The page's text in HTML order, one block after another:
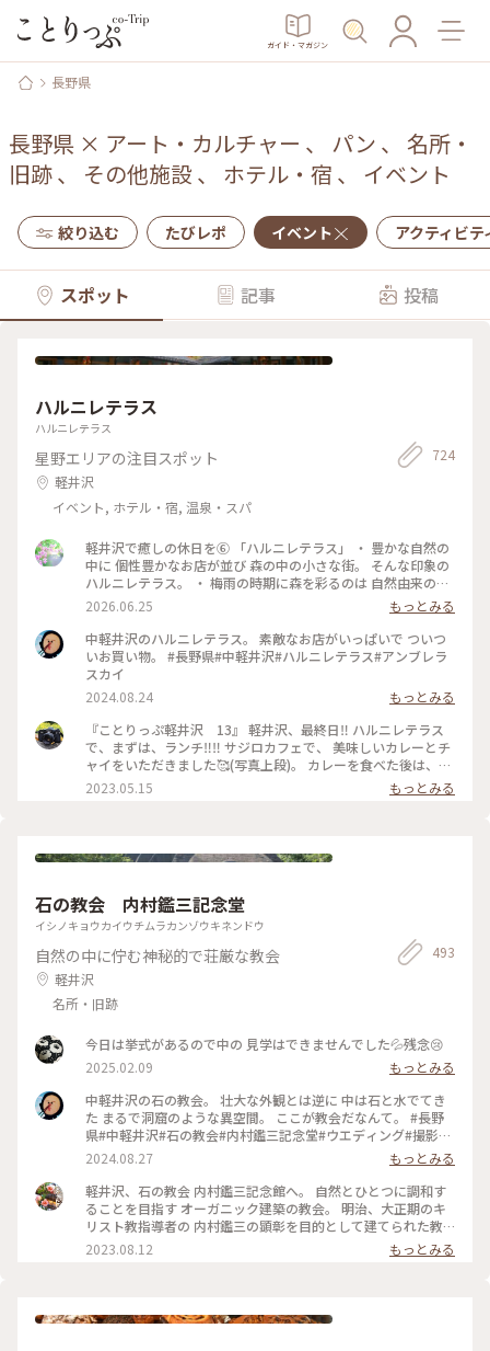
ガイド・マガジン
長野県
長野県 × アート・カルチャー 、 パン 、 名所・
旧跡、 その他施設、 ホテル・宿 、 イベント
絞り込む たびレポ イベント アクティビテ
スポット 記事 投稿
ハルニレテラス
ハルニレテラス
星野エリアの注目スポット
軽井沢
イベント, ホテル・宿, 温泉・スパ
724
軽井沢で癒しの休日を⑥ 「ハルニレテラス」 ・ 豊かな自然の
中に 個性豊かなお店が並び 森の中の小さな街。 そんな印象の
ハルニレテラス。 ・ 梅雨の時期に森を彩るのは 自然由来の素
材で100色に染めた布たち。 日差しに照らされ風に揺れて〜
改めて晴れて良かったなぁ〜。 心が躍る風景でした。 ・ 平日
でしたが多くの人で賑わっていました。 （週末はどうなっち
ゃうの？） #ひみつの絶景 #軽井沢 #ハルニレテラス
2026.06.25
もっとみる
中軽井沢のハルニレテラス。 素敵なお店がいっぱいで ついつ
いお買い物。 #長野県#中軽井沢#ハルニレテラス#アンブレラ
スカイ
2024.08.24
もっとみる
『ことりっぷ軽井沢 13』 軽井沢、最終日‼️ ハルニレテラス
で、まずは、ランチ‼️‼️ サジロカフェで、 美味しいカレーとチ
ャイをいただきました🥰(写真上段)。 カレーを食べた後は、、
ソフトクリーム🍦🤣(写真右下)。 和菓子の【和泉屋 傳兵衛】
さんで販売している、 〘森の花豆ソフトクリーム〙です。 森
たです🥰🥰 【和泉屋 傳兵衛】さんと、 【丸山珈琲】さんで
っぷ軽井沢#ランチ#カレー#ソフトクリーム#お土産#OPPO撮
影
2023.05.15 もっとみる
石の教会 内村鑑三記念堂
イシノキョウカイウチムラカンゾウキネンドウ
自然の中に佇む神秘的で荘厳な教会
軽井沢
名所・旧跡
493
今日は挙式があるので中の 見学はできませんでした💦残念😢
2025.02.09
もっとみる
中軽井沢の石の教会。 壮大な外観とは逆に 中は石と水でてき
た まるで洞窟のような異空間。 ここが教会だなんて。 #長野
県#中軽井沢#石の教会#内村鑑三記念堂#ウエディング#撮影禁
止
2024.08.27
もっとみる
軽井沢、石の教会 内村鑑三記念館へ。 自然とひとつに調和す
ることを目指す オーガニック建築の教会。 明治、大正期のキ
リスト教指導者の 内村鑑三の顕彰を目的として建てられた教
会です。 地上は礼拝堂で、写真は地下の 内村鑑三記念堂の外
です。 （この日は夕方から結婚式だったため 礼拝堂は撮影で
によるもので、 石は男性で、ガラスは女性を 象徴しているそ
2023.08.12 もっとみる